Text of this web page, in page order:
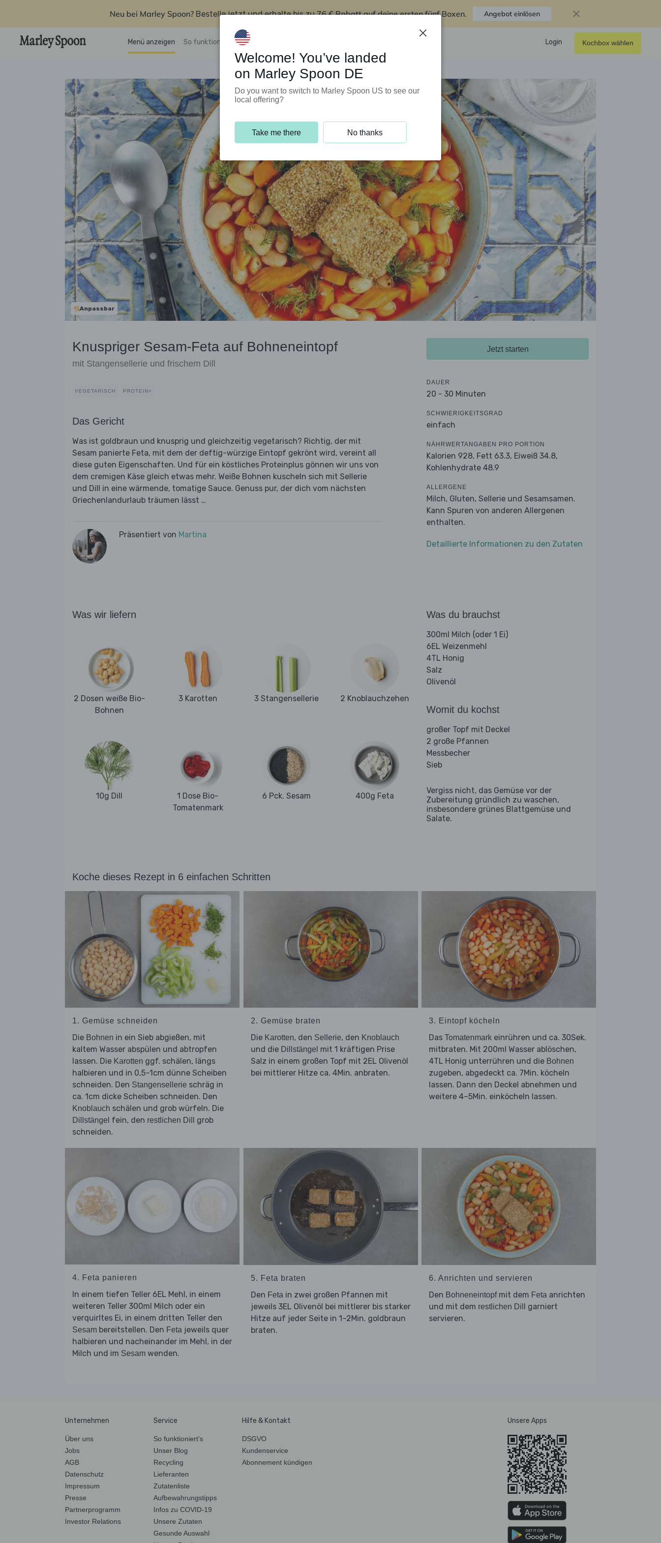
Neu bei Marley Spoon? Bestelle jetzt und erhalte bis zu76 € Rabatt auf deine ersten fünf Boxen. Angebot einlösen
Menü anzeigen So funktioniert’s Kundenservice Login Kochbox wählen
Anpassbar
Knuspriger Sesam-Feta auf Bohneneintopf
mit Stangensellerie und frischem Dill
VEGETARISCH PROTEIN+
Das Gericht
Was ist goldbraun und knusprig und gleichzeitig vegetarisch? Richtig, der mit
Sesam panierte Feta, mit dem der deftig-würzige Eintopf gekrönt wird, vereint all
diese guten Eigenschaften. Und für ein köstliches Proteinplus gönnen wir uns von
dem cremigen Käse gleich etwas mehr. Weiße Bohnen kuscheln sich mit Sellerie
und Dill in eine wärmende, tomatige Sauce. Genuss pur, der dich vom nächsten
Griechenlandurlaub träumen lässt …
Präsentiert von Martina
Jetzt starten
DAUER
20 - 30 Minuten
SCHWIERIGKEITSGRAD
einfach
NÄHRWERTANGABEN PRO PORTION
Kalorien 928, Fett 63.3, Eiweiß 34.8,
Kohlenhydrate 48.9
ALLERGENE
Milch, Gluten, Sellerie und Sesamsamen.
Kann Spuren von anderen Allergenen
enthalten.
Detaillierte Informationen zu den Zutaten
Was wir liefern
2 Dosen weiße Bio-
Bohnen
3 Karotten 3 Stangensellerie 2 Knoblauchzehen
10g Dill
1 Dose Bio-
Tomatenmark
6 Pck. Sesam 400g Feta
Was du brauchst
300ml Milch (oder 1 Ei)
6EL Weizenmehl
4TL Honig
Salz
Olivenöl
Womit du kochst
großer Topf mit Deckel
2 große Pfannen
Messbecher
Sieb
Vergiss nicht, das Gemüse vor der
Zubereitung gründlich zu waschen,
insbesondere grünes Blattgemüse und
Salate.
Koche dieses Rezept in 6 einfachen Schritten
1. Gemüse schneiden
Die Bohnen in ein Sieb abgießen, mit
kaltem Wasser abspülen und abtropfen
lassen. Die Karotten ggf. schälen, längs
halbieren und in 0,5–1cm dünne Scheiben
schneiden. Den Stangensellerie schräg in
ca. 1cm dicke Scheiben schneiden. Den
Knoblauch schälen und grob würfeln. Die
Dillstängel fein, den restlichen Dill
grob
schneiden.
2. Gemüse braten
Die Karotten, den Sellerie, den Knoblauch
und die Dillstängel mit 1 kräftigen Prise
Salz in einem großen Topf mit 2EL Olivenöl
bei mittlerer Hitze ca. 4Min. anbraten.
3. Eintopf köcheln
Das Tomatenmark einrühren und ca. 30Sek.
mitbraten. Mit 200ml Wasser ablöschen,
4TL Honig unterrühren und die Bohnen
zugeben, abgedeckt ca. 7Min. köcheln
lassen. Dann den Deckel abnehmen und
weitere 4–5Min. einköcheln lassen.
4. Feta panieren
In einem tiefen Teller 6EL Mehl, in einem
weiteren Teller 300ml Milch oder ein
verquirltes Ei, in einem dritten Teller den
Sesam bereitstellen. Den Feta jeweils quer
halbieren und nacheinander im Mehl, in der
Milch und im Sesam wenden.
5. Feta braten
Den Fetain zwei großen Pfannen mit
jeweils 3EL Olivenöl bei mittlerer bis starker
Hitze auf jeder Seite in 1–2Min. goldbraun
braten.
6. Anrichten und servieren
Den Bohneneintopfmit dem Feta anrichten
und mit dem restlichen Dill
garniert
servieren.
Unternehmen
Über uns
Jobs
AGB
Datenschutz
Impressum
Presse
Partnerprogramm
Investor Relations
Service
So funktioniert’s
Unser Blog
Recycling
Lieferanten
Zutatenliste
Aufbewahrungstipps
Infos zu COVID-19
Unsere Zutaten
Gesunde Auswahl
Hilfe & Kontakt
DSGVO
Kundenservice
Abonnement kündigen
Unsere Apps
Welcome! You’ve landed
on Marley Spoon DE
Do you want to switch to Marley Spoon US to see our
local offering?
Take me there No thanks